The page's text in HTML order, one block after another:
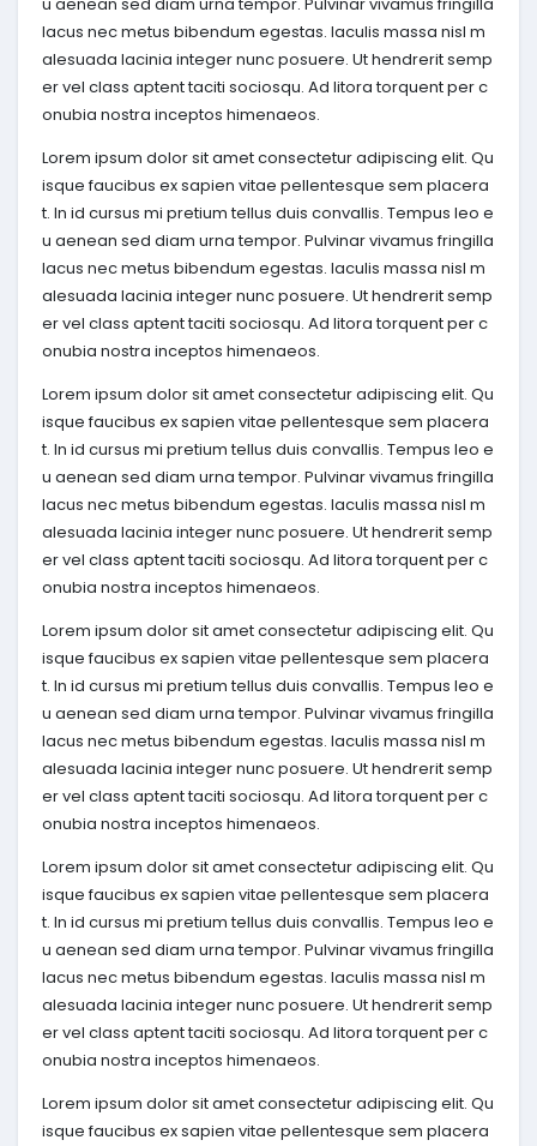
lacus nec metus bibendum egestas. Iaculis massa nisl m
alesuada lacinia integer nunc posuere. Ut hendrerit semp
er vel class aptent taciti sociosqu. Ad litora torquent per c
onubia nostra inceptos himenaeos.
Lorem ipsum dolor sit amet consectetur adipiscing elit. Qu
isque faucibus ex sapien vitae pellentesque sem placera
t. In id cursus mi pretium tellus duis convallis. Tempus leo e
u aenean sed diam urna tempor. Pulvinar vivamus fringilla
lacus nec metus bibendum egestas. Iaculis massa nisl m
alesuada lacinia integer nunc posuere. Ut hendrerit semp
er vel class aptent taciti sociosqu. Ad litora torquent per c
onubia nostra inceptos himenaeos.
Lorem ipsum dolor sit amet consectetur adipiscing elit. Qu
isque faucibus ex sapien vitae pellentesque sem placera
t. In id cursus mi pretium tellus duis convallis. Tempus leo e
u aenean sed diam urna tempor. Pulvinar vivamus fringilla
lacus nec metus bibendum egestas. Iaculis massa nisl m
alesuada lacinia integer nunc posuere. Ut hendrerit semp
er vel class aptent taciti sociosqu. Ad litora torquent per c
onubia nostra inceptos himenaeos.
Lorem ipsum dolor sit amet consectetur adipiscing elit. Qu
isque faucibus ex sapien vitae pellentesque sem placera
t. In id cursus mi pretium tellus duis convallis. Tempus leo e
u aenean sed diam urna tempor. Pulvinar vivamus fringilla
lacus nec metus bibendum egestas. Iaculis massa nisl m
alesuada lacinia integer nunc posuere. Ut hendrerit semp
er vel class aptent taciti sociosqu. Ad litora torquent per c
onubia nostra inceptos himenaeos.
Lorem ipsum dolor sit amet consectetur adipiscing elit. Qu
isque faucibus ex sapien vitae pellentesque sem placera
t. In id cursus mi pretium tellus duis convallis. Tempus leo e
u aenean sed diam urna tempor. Pulvinar vivamus fringilla
lacus nec metus bibendum egestas. Iaculis massa nisl m
alesuada lacinia integer nunc posuere. Ut hendrerit semp
er vel class aptent taciti sociosqu. Ad litora torquent per c
onubia nostra inceptos himenaeos.
Lorem ipsum dolor sit amet consectetur adipiscing elit. Qu
isque faucibus ex sapien vitae pellentesque sem placera